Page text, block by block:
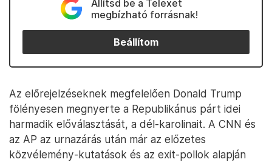
Állítsd be a Telexet
megbízható forrásnak!
Beállítom
Az előrejelzéseknek megfelelően Donald Trump
fölényesen megnyerte a Republikánus párt idei
harmadik előválasztását, a dél-karolinait. A CNN és
az AP az urnazárás után már az előzetes
közvélemény-kutatások és az exit-pollok alapján